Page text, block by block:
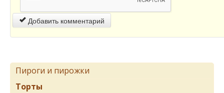
Добавить комментарий
Пироги и пирожки
Торты